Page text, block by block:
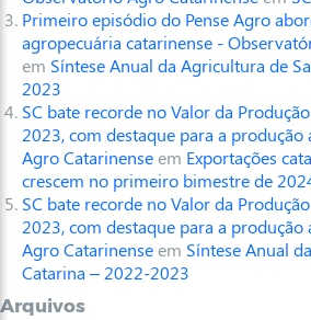
Primeiro episódio do Pense Agro
agropecuária catarinense -
em Síntese Anual da Agricultura de
2023
SC bate recorde no Valor da
2023, com destaque para a
Agro Catarinenseem Exportações
crescem no primeiro bimestre de
SC bate recorde no Valor da
2023, com destaque para a
Agro Catarinenseem Síntese Anual
Catarina – 2022-2023
Arquivos